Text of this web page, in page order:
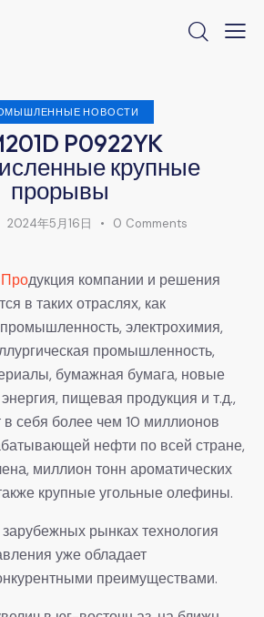
НОВОСТИ
P0922YK
крупные
прорывы
2024年5月16日 0 Comments
Продукция компании и решения
в таких отраслях, как
электрохимия,
промышленность,
бумажная бумага, новые
пищевая продукция и т.д.,
себя более чем 10 миллионов
нефти по всей стране,
миллион тонн ароматических
крупные угольные олефины.
рынках технология
уже обладает
преимуществами.